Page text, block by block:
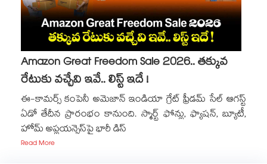
Amazon Great Freedom Sale 2026.. తక్కువ
రేటుకు వచ్చేవి ఇవే.. లిస్ట్ ఇదే !
ఈ-కామర్స్ కంపెనీ అమెజాన్ ఇండియా గ్రేట్ ఫ్రీడమ్ సేల్ ఆగస్ట్
ఏడో తేదీన ప్రారంభం కానుంది. స్మార్ట్ ఫోన్లు, ఫ్యాషన్, బ్యూటీ,
హోమ్ అప్లయన్సెస్⁬పై భారీ డిస్
Read More